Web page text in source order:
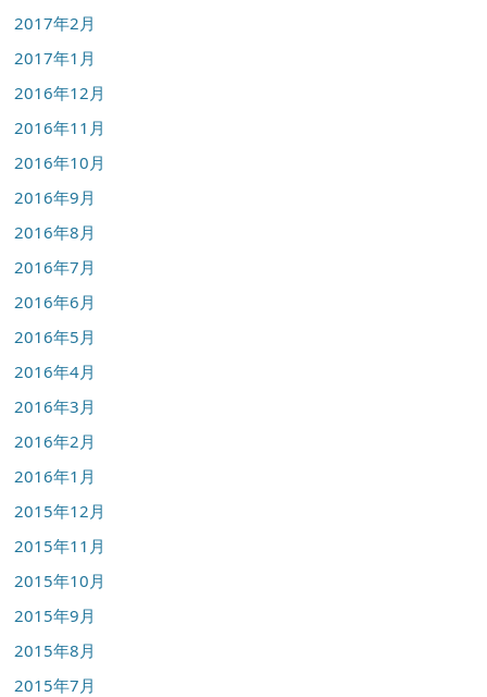
2017年2月
2017年1月
2016年12月
2016年11月
2016年10月
2016年9月
2016年8月
2016年7月
2016年6月
2016年5月
2016年4月
2016年3月
2016年2月
2016年1月
2015年12月
2015年11月
2015年10月
2015年9月
2015年8月
2015年7月